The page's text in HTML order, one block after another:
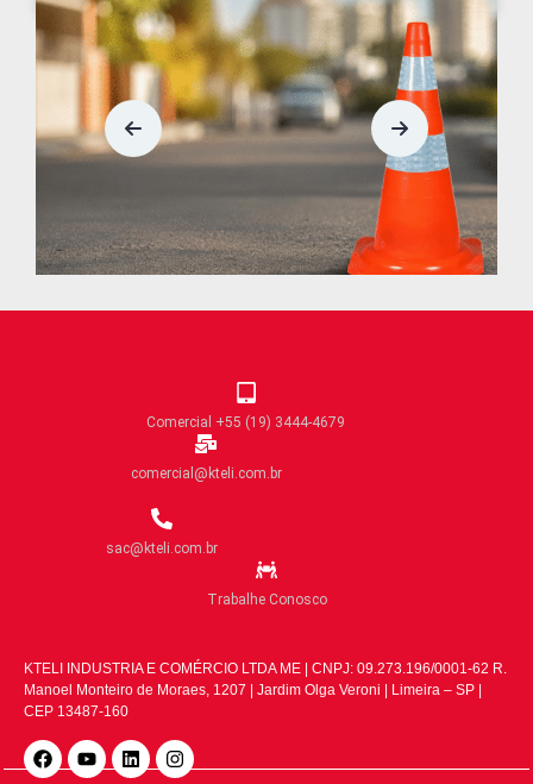
Comercial +55 (19) 3444-4679
comercial@kteli.com.br
sac@kteli.com.br
Trabalhe Conosco
KTELI INDUSTRIA E COMÉRCIO LTDA ME | CNPJ: 09.273.196/0001-62 R.
Manoel Monteiro de Moraes, 1207 | Jardim Olga Veroni | Limeira – SP |
CEP 13487-160